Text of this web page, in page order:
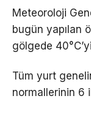
Meteoroloji
bugün yapılan
gölgede
Tüm yurt
normallerinin 6